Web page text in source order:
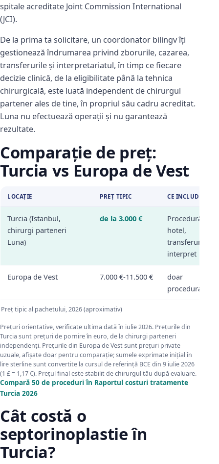
spitale acreditate Joint Commission International
(JCI).
De la prima ta solicitare, un coordonator bilingv îți
gestionează îndrumarea privind zborurile, cazarea,
transferurile și interpretariatul, în timp ce fiecare
decizie clinică, de la eligibilitate până la tehnica
chirurgicală, este luată independent de chirurgul
partener ales de tine, în propriul său cadru acreditat.
Luna nu efectuează operații și nu garantează
rezultate.
Comparație de preț:
Turcia vs Europa de Vest
Preț tipic al pachetului, 2026 (aproximativ)
LOCAȚIE PREȚ TIPIC CE INCLUDE
Turcia (Istanbul,
chirurgi parteneri
Luna)
de la 3.000 €
Procedură,
hotel,
transferuri,
interpret
Europa de Vest 7.000 €-11.500 €
doar
procedura
Prețuri orientative, verificate ultima dată în iulie 2026. Prețurile din
Turcia sunt prețuri de pornire în euro, de la chirurgi parteneri
independenți. Prețurile din Europa de Vest sunt prețuri private
uzuale, afișate doar pentru comparație; sumele exprimate inițial în
lire sterline sunt convertite la cursul de referință BCE din 9 iulie 2026
(1 £ = 1,17 €). Prețul final este stabilit de chirurgul tău după evaluare.
Compară 50 de proceduri în Raportul costuri tratamente
Turcia 2026
Cât costă o
septorinoplastie în
Turcia?